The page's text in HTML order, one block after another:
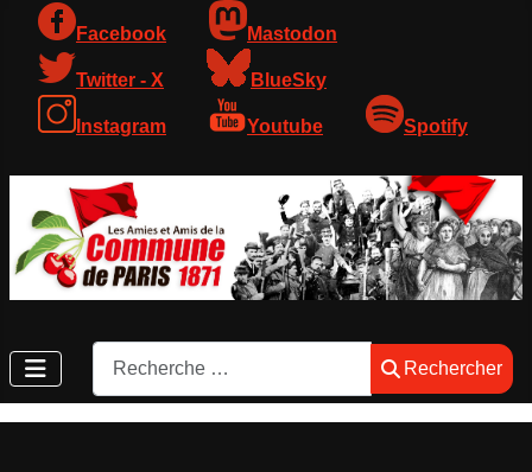
Facebook Mastodon
Twitter - X BlueSky
Instagram Youtube Spotify
Rechercher
Rechercher